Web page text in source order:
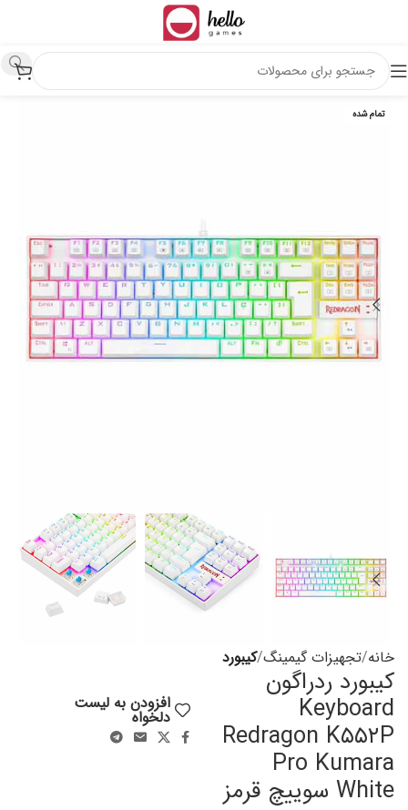
تمام شده
خانه تجهیزات گیمینگ کیبورد
کیبورد ردراگون
Keyboard
Redragon K۵۵۲P
Pro Kumara
White سوییچ قرمز
افزودن به لیست
دلخواه